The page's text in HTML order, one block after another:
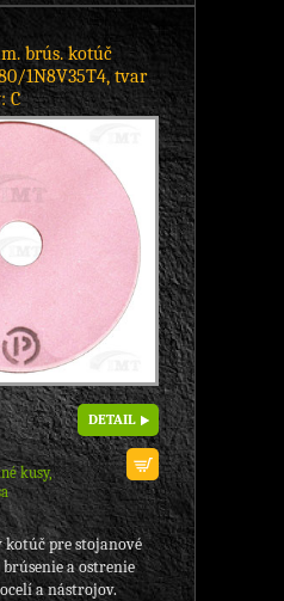
brús. kotúč
1N8V35T4, tvar
C
kusy,
DETAIL
pre stojanové
a ostrenie
a nástrojov.